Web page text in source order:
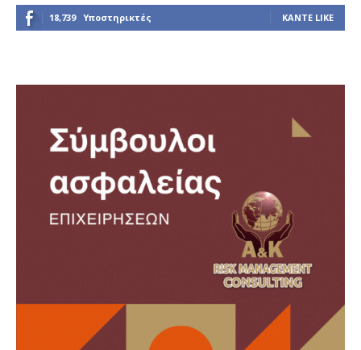
18,739 Υποστηρικτές ΚΆΝΤΕ LIKE